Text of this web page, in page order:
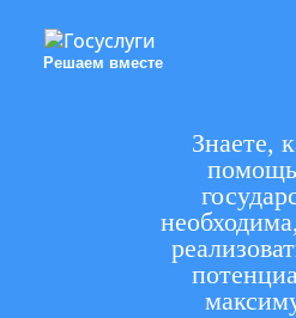
Решаем вместе
Знаете,